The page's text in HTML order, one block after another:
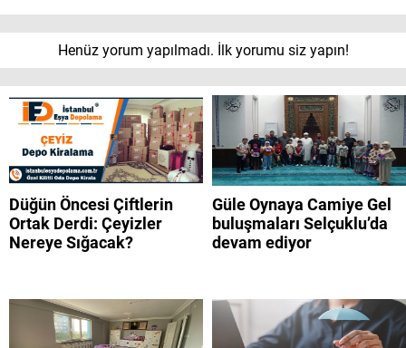
Henüz yorum yapılmadı. İlk yorumu siz yapın!
Düğün Öncesi Çiftlerin
Ortak Derdi: Çeyizler
Nereye Sığacak?
Güle Oynaya Camiye Gel
buluşmaları Selçuklu’da
devam ediyor